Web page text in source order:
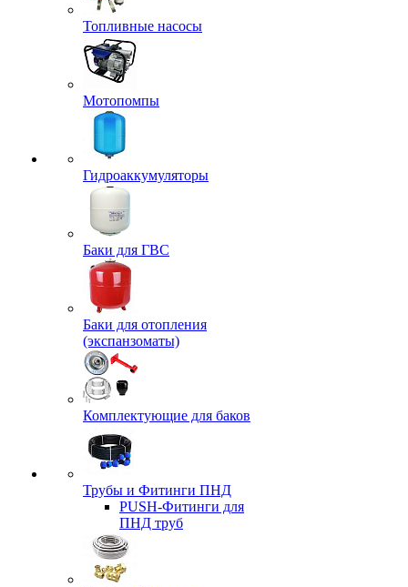
Топливные насосы
Мотопомпы
Гидроаккумуляторы
Баки для ГВС
Баки для отопления
(экспанзоматы)
Комплектующие для баков
Трубы и Фитинги ПНД
PUSH-Фитинги для
ПНД труб